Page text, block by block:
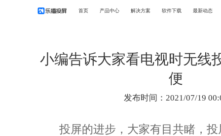
首页 产品中心 解决方案 软件下载 最新动态
小编告诉大家看电视时无线
便
发布时间：2021/07/19
投屏的进步，大家有目共睹，投